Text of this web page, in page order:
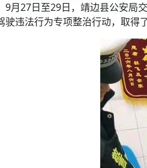
9月27日至29日，靖边县公安局
驶违法行为专项整治行动，取得了